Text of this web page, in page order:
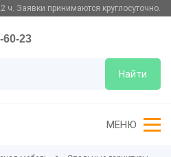
ч. Заявки принимаются круглосуточно.
Найти
60-23
МЕНЮ